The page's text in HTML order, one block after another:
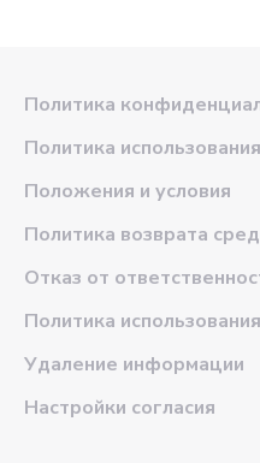
Политика
Политика
Положения и условия
Политика возврата
Отказ от
Политика использования
Удаление информации
Настройки согласия